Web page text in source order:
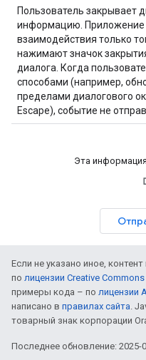
Пользователь закрывает
информацию. Приложение
взаимодействия только
нажимают значок
диалога. Когда
способами (например,
пределами диалогового
Escape), событие не
Эта
Если не указано иное,
по лицензии Creative
примеры кода – по лицензии
написано в правилах сайта.
товарный знак корпорации
Последнее обновление: 2025-